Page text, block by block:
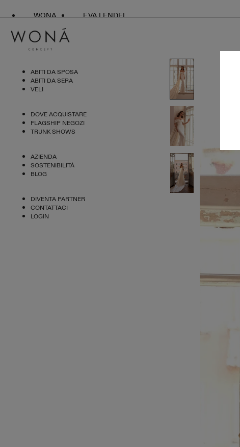
WONA EVA LENDEL
ABITI DA SPOSA
ABITI DA SERA
VELI
DOVE ACQUISTARE
FLAGSHIP NEGOZI
TRUNK SHOWS
AZIENDA
SOSTENIBILITÀ
BLOG
DIVENTA PARTNER
CONTATTACI
LOGIN